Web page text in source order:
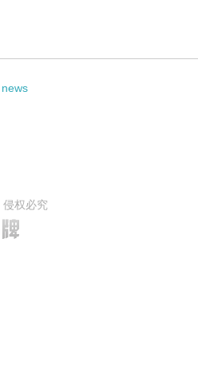
侵权必究